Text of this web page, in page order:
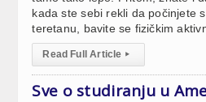
kada ste sebi rekli da počinjete
teretanu, bavite se fizičkim
Read Full Article ▸
Sve o studiranju u